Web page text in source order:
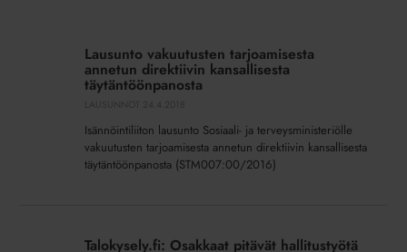
tarjoamisesta
täytäntöönpanosta
Lausunto vakuutusten tarjoamisesta
annetun direktiivin kansallisesta
täytäntöönpanosta
Isännöintiliiton lausunto Sosiaali- ja terveysministeriölle
vakuutusten tarjoamisesta annetun direktiivin kansallisesta
täytäntöönpanosta (STM007:00/2016)
Talokysely.fi: Osakkaat pitävät hallitustyötä